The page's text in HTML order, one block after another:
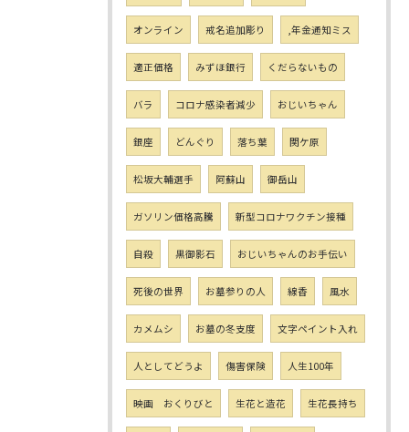
オンライン 戒名追加彫り ,年金通知ミス
適正価格 みずほ銀行 くだらないもの
バラ コロナ感染者減少 おじいちゃん
銀座 どんぐり 落ち葉 関ケ原
松坂大輔選手 阿蘇山 御岳山
ガソリン価格高騰 新型コロナワクチン接種
自殺 黒御影石 おじいちゃんのお手伝い
死後の世界 お墓参りの人 線香 風水
カメムシ お墓の冬支度 文字ペイント入れ
人としてどうよ 傷害保険 人生100年
映画 おくりびと 生花と造花 生花長持ち